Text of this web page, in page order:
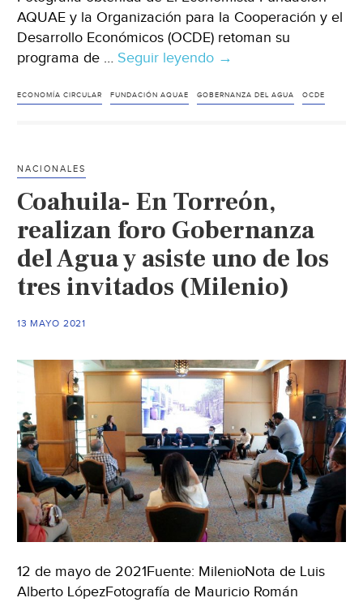
AQUAE y la Organización para la Cooperación y el
Desarrollo Económicos (OCDE) retoman su
programa de … Seguir leyendo Mundo-
y
nueva
para
formarse
en
gobernanza
y
economía
circular
(El
Economista)
→
ECONOMÍA CIRCULAR FUNDACIÓN AQUAE GOBERNANZA DEL AGUA OCDE
NACIONALES
Coahuila- En Torreón,
realizan foro Gobernanza
del Agua y asiste uno de los
tres invitados (Milenio)
13 MAYO 2021
12 de mayo de 2021Fuente: MilenioNota de Luis
Alberto LópezFotografía de Mauricio Román